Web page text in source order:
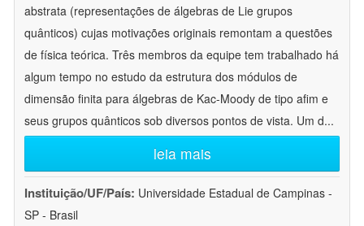
abstrata (representações de álgebras de Lie grupos
quânticos) cujas motivações originais remontam a questões
de física teórica. Três membros da equipe tem trabalhado há
algum tempo no estudo da estrutura dos módulos de
dimensão finita para álgebras de Kac-Moody de tipo afim e
seus grupos quânticos sob diversos pontos de vista. Um d...
leia mais
Instituição/UF/País: Universidade Estadual de Campinas -
SP - Brasil